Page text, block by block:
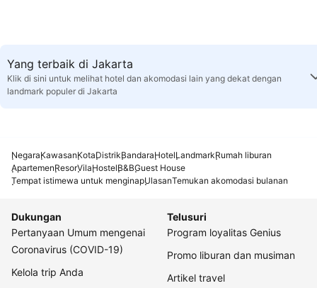
Yang terbaik di Jakarta
Klik di sini untuk melihat hotel dan akomodasi lain yang dekat dengan
landmark populer di Jakarta
NegaraKawasanKotaDistrikBandaraHotelLandmarkRumah liburan
ApartemenResorVilaHostelB&BGuest House
Tempat istimewa untuk menginapUlasanTemukan akomodasi bulanan
Dukungan
Pertanyaan Umum mengenai
Coronavirus (COVID-19)
Kelola trip Anda
Telusuri
Program loyalitas Genius
Promo liburan dan musiman
Artikel travel